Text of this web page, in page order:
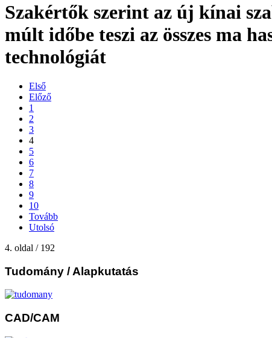
Szakértők szerint az új kínai
múlt időbe teszi az összes ma
technológiát
Első
Előző
1
2
3
4
5
6
7
8
9
10
Tovább
Utolsó
4. oldal / 192
Tudomány / Alapkutatás
CAD/CAM